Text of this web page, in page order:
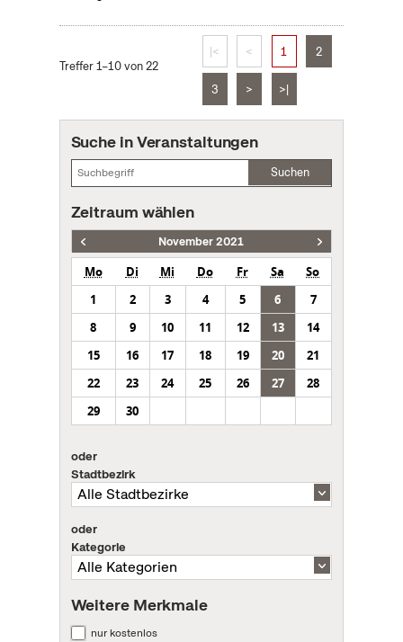
Treffer 1–10 von 22
|< < 1 2
3 > >|
Suche in Veranstaltungen
Suchen
Zeitraum wählen
November 2021
Mo Di Mi Do Fr Sa
So
1
2 3 4 5 6
7
8
9 10 11 12 13
14
15
16 17 18 19 20
21
22
23 24 25 26 27
28
29
30
oder
Stadtbezirk
oder
Kategorie
Weitere Merkmale
nur kostenlos